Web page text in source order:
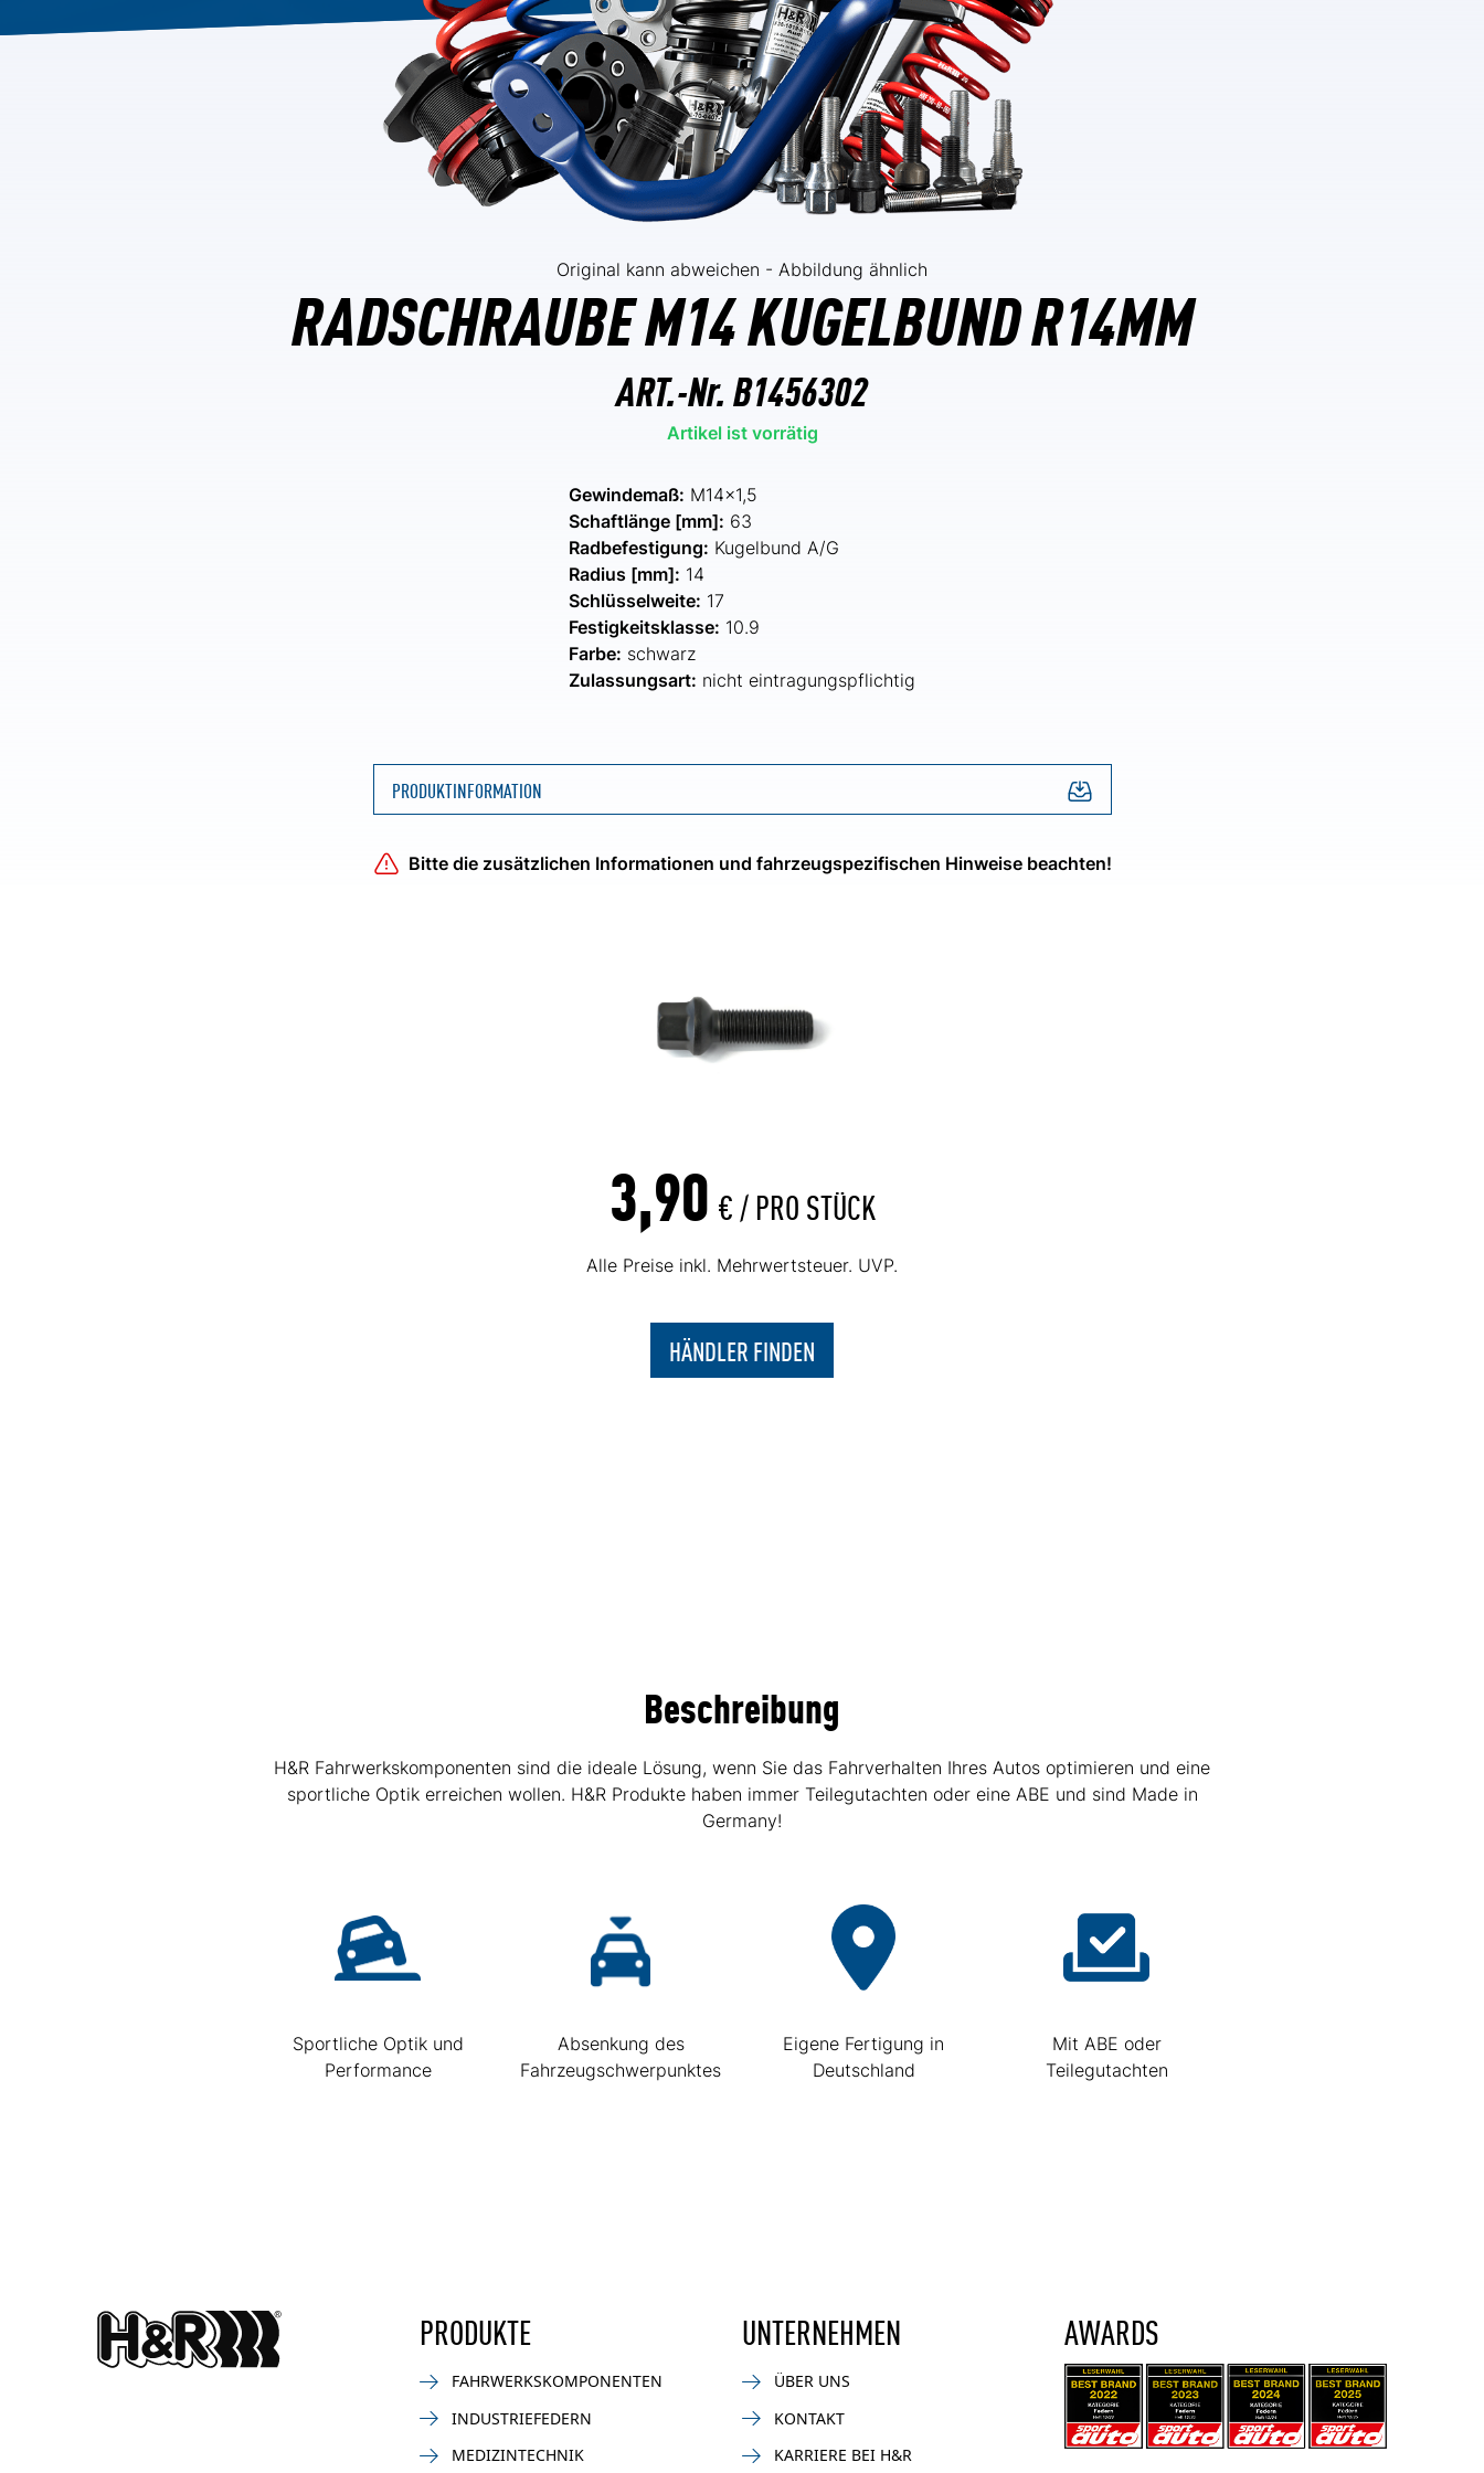
Original kann abweichen - Abbildung ähnlich
RADSCHRAUBE M14 KUGELBUND R14MM
ART.-Nr.B1456302
Artikel ist vorrätig
Gewindemaß: M14x1,5
Schaftlänge [mm]: 63
Radbefestigung: Kugelbund A/G
Radius [mm]: 14
Schlüsselweite: 17
Festigkeitsklasse: 10.9
Farbe: schwarz
Zulassungsart: nicht eintragungspflichtig
PRODUKTINFORMATION
Bitte die zusätzlichen Informationen und fahrzeugspezifischen Hinweise beachten!
3,90 € / PRO STÜCK
Alle Preise inkl. Mehrwertsteuer. UVP.
HÄNDLER FINDEN
Beschreibung
H&R Fahrwerkskomponenten sind die ideale Lösung, wenn Sie das Fahrverhalten Ihres Autos optimieren und eine
sportliche Optik erreichen wollen. H&R Produkte haben immer Teilegutachten oder eine ABE und sind Made in
Germany!
Sportliche Optik und
Performance
Absenkung des
Fahrzeugschwerpunktes
Eigene Fertigung in
Deutschland
Mit ABE oder
Teilegutachten
PRODUKTE
FAHRWERKSKOMPONENTEN
INDUSTRIEFEDERN
MEDIZINTECHNIK
UNTERNEHMEN
ÜBER UNS
KONTAKT
KARRIERE BEI H&R
AWARDS